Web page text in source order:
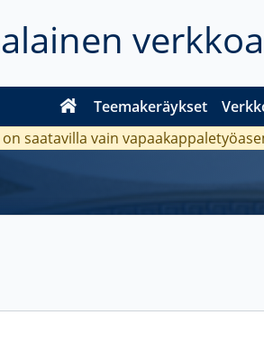
Teemakeräykset
saatavilla vain